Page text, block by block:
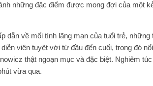
những đặc điểm được mong đợi của một
dẫn về mối tình lãng mạn của tuổi trẻ,
viên tuyệt vời từ đầu đến cuối, trong đó
thật ngoạn mục và đặc biệt. Nghiêm
vừa qua.